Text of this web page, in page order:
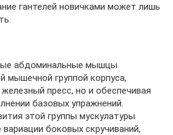
гантелей новичками может лишь
абдоминальные мышцы
мышечной группой корпуса,
пресс, но и обеспечивая
базовых упражнений.
этой группы мускулатуры
боковых скручиваний,